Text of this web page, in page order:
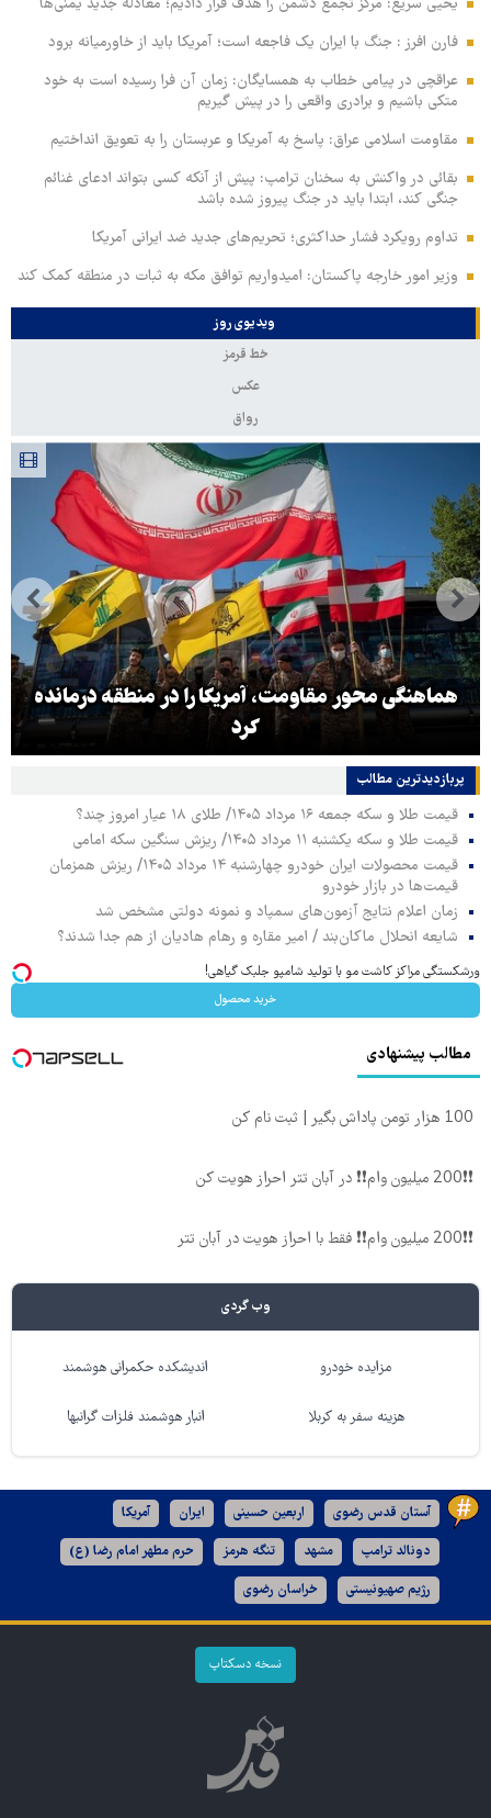
فارن افرز : جنگ با ایران یک فاجعه است؛ آمریکا باید از خاورمیانه برود
عراقچی در پیامی خطاب به همسایگان: زمان آن فرا رسیده است به خود
متکی باشیم و برادری واقعی را در پیش گیریم
مقاومت اسلامی عراق: پاسخ به آمریکا و عربستان را به تعویق انداختیم
بقائی در واکنش به سخنان ترامپ: پیش از آنکه کسی بتواند ادعای غنائم
جنگی کند، ابتدا باید در جنگ پیروز شده باشد
تداوم رویکرد فشار حداکثری؛ تحریم‌های جدید ضد ایرانی آمریکا
وزیر امور خارجه پاکستان: امیدواریم توافق مکه به ثبات در منطقه کمک کند
ویدیوی روز
خط قرمز
عکس
رواق
هماهنگی محور مقاومت، آمریکا را در منطقه درمانده
کرد
پربازدیدترین‌ مطالب
قیمت طلا و سکه جمعه ۱۶ مرداد ۱۴۰۵/ طلای ۱۸ عیار امروز چند؟
قیمت طلا و سکه یکشنبه ۱۱ مرداد ۱۴۰۵/ ریزش سنگین سکه امامی
قیمت محصولات ایران خودرو چهارشنبه ۱۴ مرداد ۱۴۰۵/ ریزش همزمان
قیمت‌ها در بازار خودرو
زمان اعلام نتایج آزمون‌های سمپاد و نمونه دولتی مشخص شد
شایعه انحلال ماکان‌بند / امیر مقاره و رهام هادیان از هم جدا شدند؟
ورشکستگی مراکز کاشت مو با تولید شامپو جلبک گیاهی!
خرید محصول
مطالب پیشنهادی
100 هزار تومن پاداش بگیر | ثبت نام کن
❗❗200 میلیون وام❗❗ در آبان تتر احراز هویت کن
❗❗200 میلیون وام❗❗ فقط با احراز هویت در آبان تتر
وب گردی
مزایده خودرو اندیشکده حکمرانی هوشمند
هزینه سفر به کربلا انبار هوشمند فلزات گرانبها
آستان قدس رضوی اربعین حسینی ایران آمریکا
دونالد ترامپ مشهد تنگه هرمز حرم مطهر امام رضا (ع)
رژیم صهیونیستی خراسان رضوی
نسخه دسکتاپ